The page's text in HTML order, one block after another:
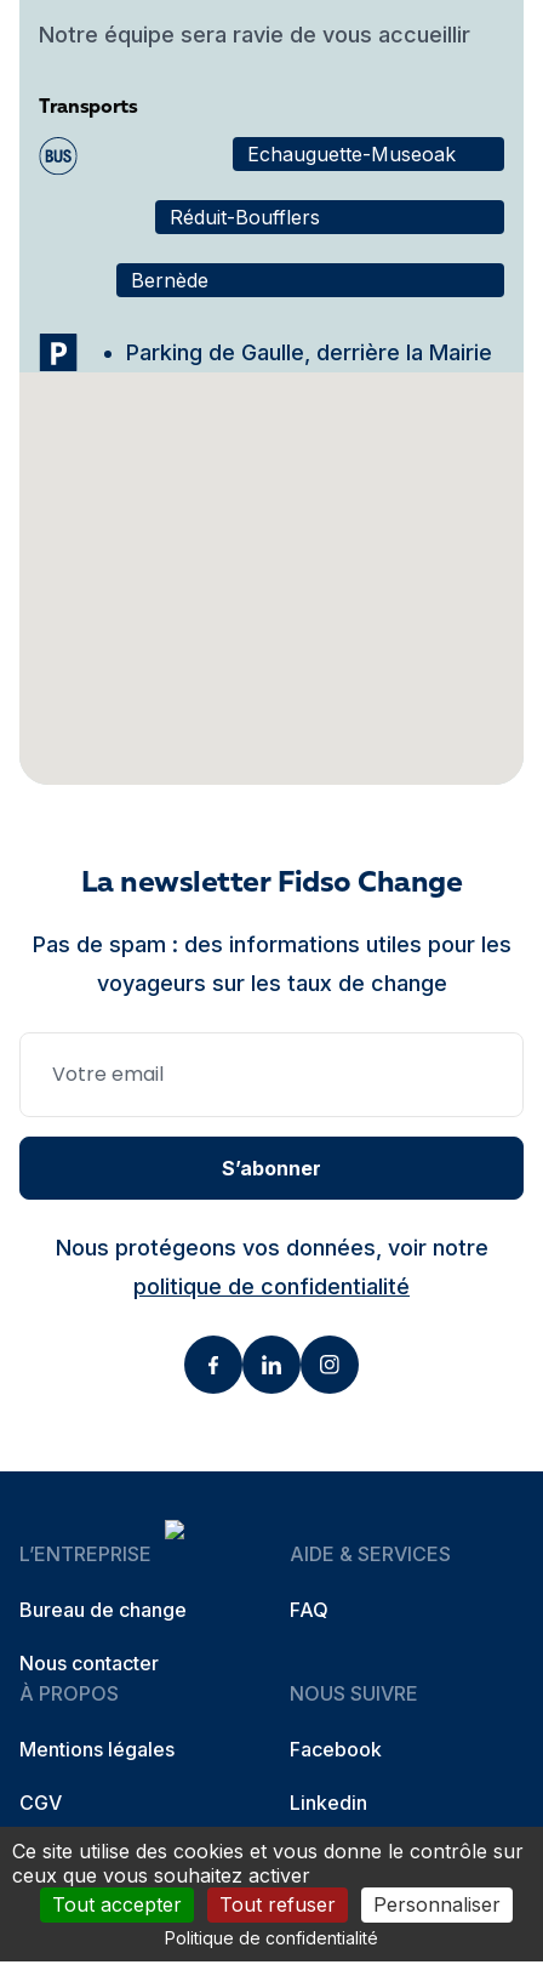
Notre équipe sera ravie de vous accueillir
Transports
Echauguette-Museoak
Réduit-Boufflers
Bernède
Parking de Gaulle, derrière la Mairie
La newsletter Fidso Change
Pas de spam : des informations utiles pour les
voyageurs sur les taux de change
S’abonner
Nous protégeons vos données, voir notre
politique de confidentialité
L’ENTREPRISE
Bureau de change
Nous contacter
AIDE & SERVICES
FAQ
À PROPOS
Mentions légales
CGV
NOUS SUIVRE
Facebook
Linkedin
Instagram
© 2026 Fidso Change. All rights reserved.
Ce site utilise des cookies et vous donne le contrôle sur
ceux que vous souhaitez activer
Tout accepter
Tout refuser Personnaliser
Politique de confidentialité